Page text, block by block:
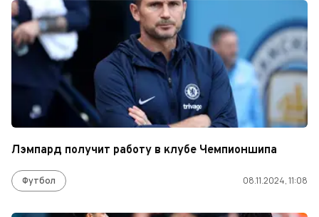
Лэмпард получит работу в клубе Чемпионшипа
Футбол 08.11.2024, 11:08